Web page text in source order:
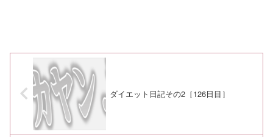
ダイエット日記その2［126日目］